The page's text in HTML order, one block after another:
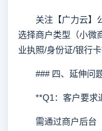
关注【广力云】
选择商户类型（小微
业执照/身份证/银行
### 四、延伸问题
**Q1：客户要求
需通过商户后台「